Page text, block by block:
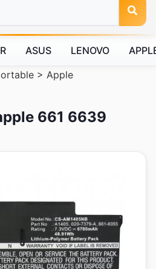
ASUS LENOVO
> Apple
661 6639